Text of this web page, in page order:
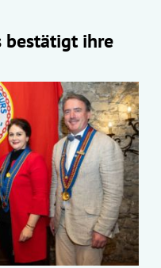
bestätigt ihre